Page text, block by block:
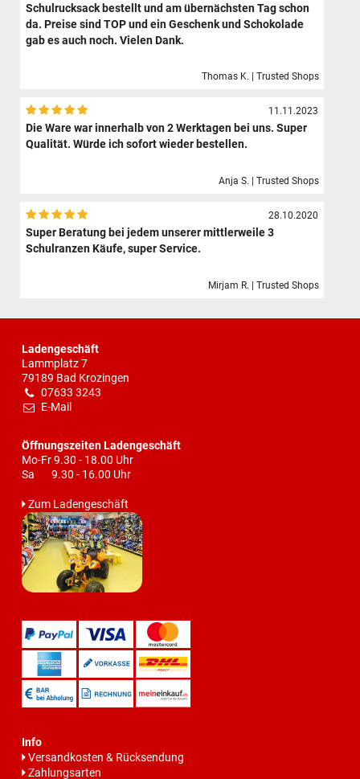
Schulrucksack bestellt und am übernächsten Tag schon
da. Preise sind TOP und ein Geschenk und Schokolade
gab es auch noch. Vielen Dank.
Thomas K. | Trusted Shops
11.11.2023
Die Ware war innerhalb von 2 Werktagen bei uns. Super
Qualität. Würde ich sofort wieder bestellen.
Anja S. | Trusted Shops
28.10.2020
Super Beratung bei jedem unserer mittlerweile 3
Schulranzen Käufe, super Service.
Mirjam R. | Trusted Shops
Ladengeschäft
Lammplatz 7
79189 Bad Krozingen
07633 3243
E-Mail
Öffnungszeiten Ladengeschäft
Mo-Fr 9.30 - 18.00 Uhr
Sa 9.30 - 16.00 Uhr
Zum Ladengeschäft
Info
Versandkosten & Rücksendung
Zahlungsarten